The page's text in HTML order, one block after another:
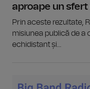
aproape un
Prin aceste rezultate,
misiunea publică de a
echidistant și...